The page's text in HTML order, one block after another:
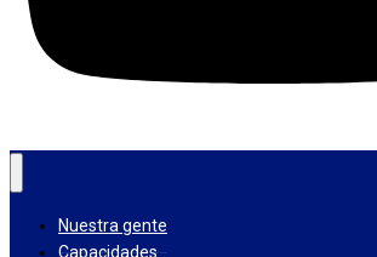
Nuestra gente
Capacidades